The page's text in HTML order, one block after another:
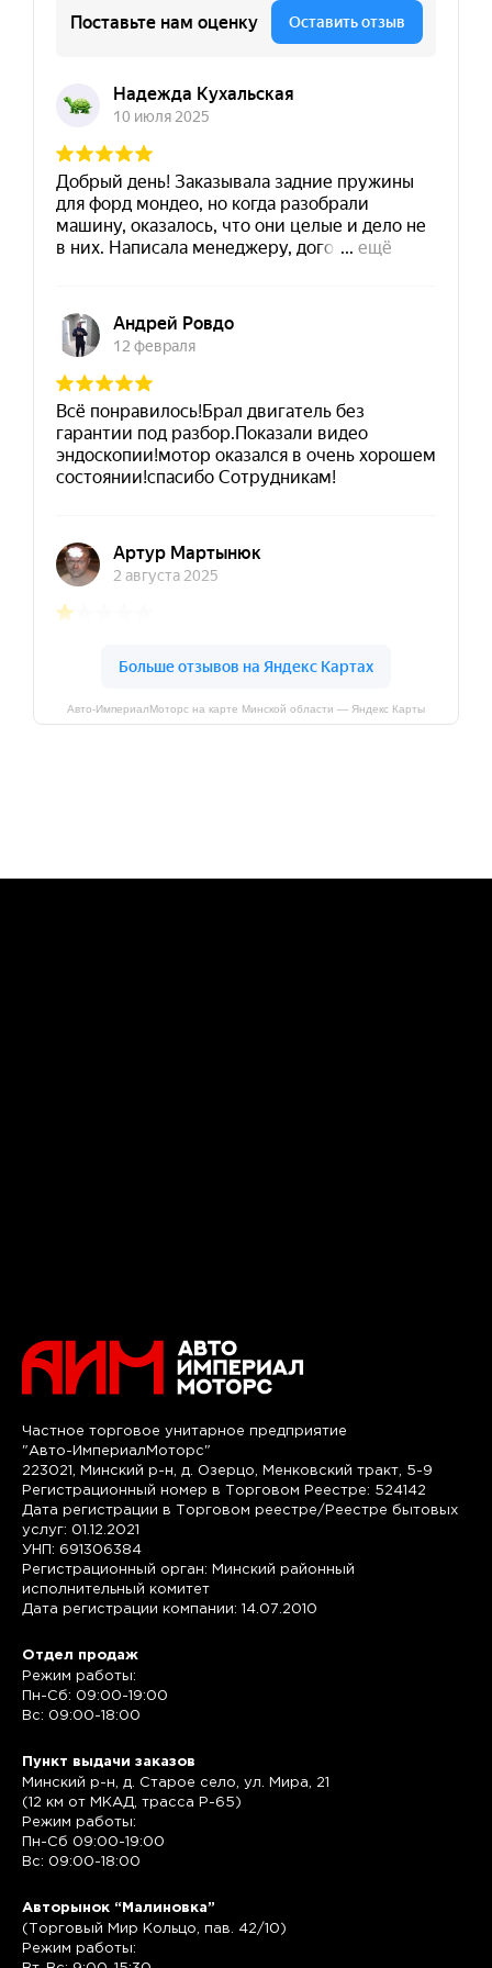
Авто-ИмпериалМоторс на карте Минской области — Яндекс Карты
Частное торговое унитарное предприятие
"Авто-ИмпериалМоторс"
223021, Минский р-н, д. Озерцо, Менковский тракт, 5-9
Регистрационный номер в Торговом Реестре: 524142
Дата регистрации в Торговом реестре/Реестре бытовых
услуг: 01.12.2021
УНП: 691306384
Регистрационный орган: Минский районный
исполнительный комитет
Дата регистрации компании: 14.07.2010
Отдел продаж
Режим работы:
Пн-Сб: 09:00-19:00
Вс: 09:00-18:00
Пункт выдачи заказов
Минский р-н, д. Старое село, ул. Мира, 21
(12 км от МКАД, трасса P-65)
Режим работы:
Пн-Сб 09:00-19:00
Вс: 09:00-18:00
Авторынок “Малиновка”
(Торговый Мир Кольцо, пав. 42/10)
Режим работы: